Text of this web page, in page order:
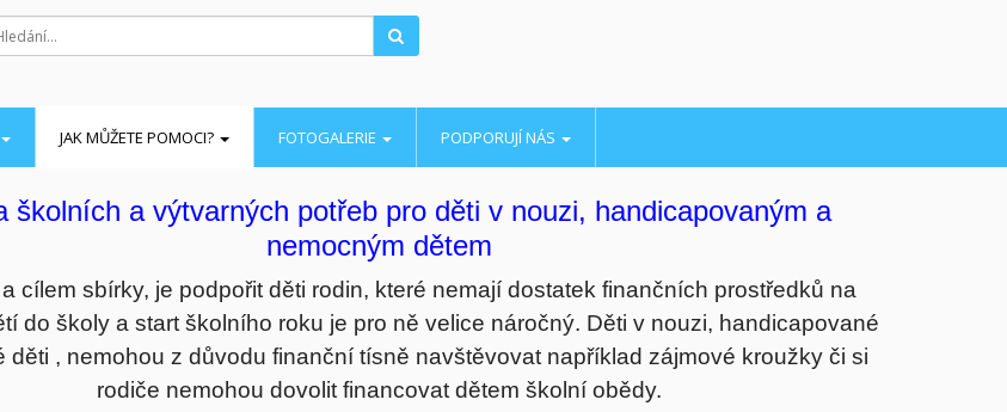
JAK MŮŽETE POMOCI? FOTOGALERIE PODPORUJÍ NÁS
školních a výtvarných potřeb pro děti v nouzi, handicapovaným a
nemocným dětem
cílem sbírky, je podpořit děti rodin, které nemají dostatek finančních prostředků na
do školy a start školního roku je pro ně velice náročný. Děti v nouzi, handicapované
děti , nemohou z důvodu finanční tísně navštěvovat například zájmové kroužky či si
rodiče nemohou dovolit financovat dětem školní obědy.